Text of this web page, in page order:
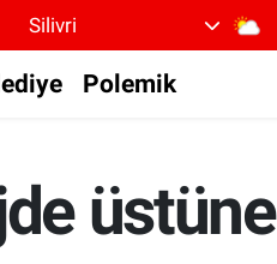
Silivri
Polemik
üstüne